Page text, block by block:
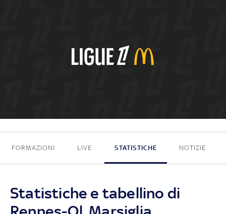
2 - 0
FORMAZIONI LIVE STATISTICHE NOTIZIE
Statistiche e tabellino di